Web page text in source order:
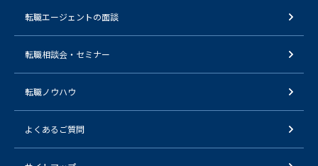
転職エージェントの面談
転職相談会・セミナー
転職ノウハウ
よくあるご質問